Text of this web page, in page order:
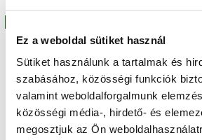
Ez a weboldal sütiket használ
Sütiket használunk a tartalmak és
szabásához, közösségi funkciók
valamint weboldalforgalmunk
közösségi média-, hirdető- és
megosztjuk az Ön
2026.07.14